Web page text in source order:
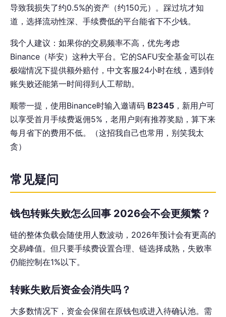
导致我损失了约0.5%的资产（约150元）。踩过坑才知
道，选择流动性深、手续费低的平台能省下不少钱。
我个人建议：如果你的交易频率不高，优先考虑
Binance（毕安）这种大平台。它的SAFU安全基金可以在
极端情况下提供额外赔付，中文客服24小时在线，遇到转
账失败还能第一时间得到人工帮助。
顺带一提，使用Binance时输入邀请码 B2345 ，新用户可
以享受首月手续费返佣5%，老用户则有推荐奖励，算下来
每月省下的费用不低。（这招我自己也常用，别笑我太
贪）
常见疑问
钱包转账失败怎么回事 2026会不会更频繁？
链的整体负载会随使用人数波动，2026年预计会有更高的
交易峰值。但只要手续费设置合理、链选择成熟，失败率
仍能控制在1%以下。
转账失败后资金会消失吗？
大多数情况下，资金会保留在原钱包或进入待确认池。需